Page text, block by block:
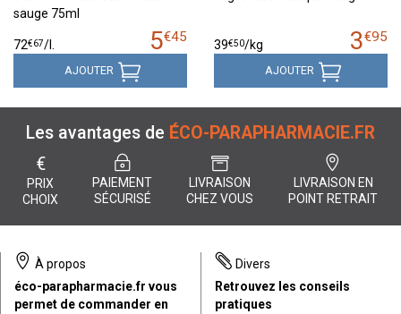
sauge 75ml
5€45
72€67/
AJOUTER
3€95
39€50/kg
AJOUTER
Les avantages de ÉCO-PARAPHARMACIE.FR
€
PRIX
CHOIX
PAIEMENT
SÉCURISÉ
LIVRAISON
CHEZ VOUS
LIVRAISON EN
POINT RETRAIT
À propos
éco-parapharmacie.fr vous
permet de commander en
Divers
Retrouvez les conseils
pratiques